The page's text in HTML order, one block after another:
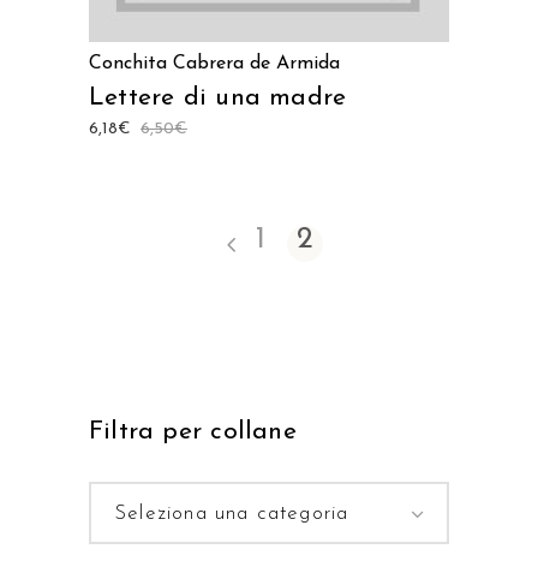
Conchita Cabrera de Armida
Lettere di una madre
6,50€
6,18€
1 2
Filtra per collane
Seleziona una categoria